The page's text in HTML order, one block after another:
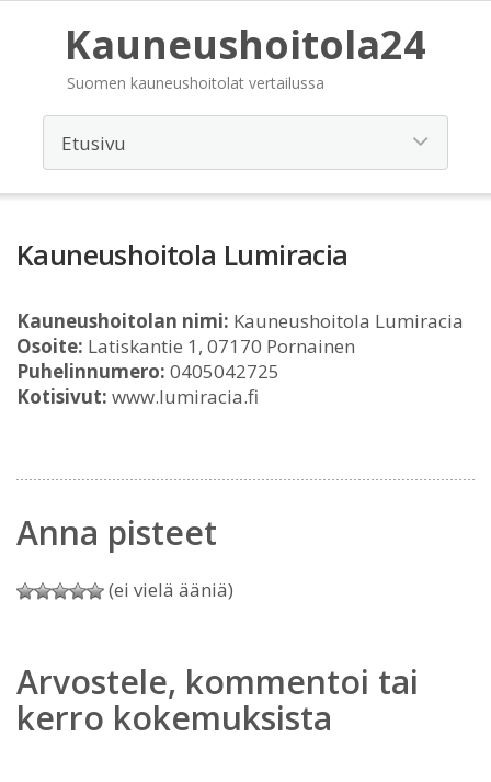
Kauneushoitola24
Suomen kauneushoitolat vertailussa
Kauneushoitola Lumiracia
Kauneushoitolan nimi: Kauneushoitola Lumiracia
Osoite: Latiskantie 1, 07170 Pornainen
Puhelinnumero: 0405042725
Kotisivut: www.lumiracia.fi
Anna pisteet
(ei vielä ääniä)
Arvostele, kommentoi tai
kerro kokemuksista